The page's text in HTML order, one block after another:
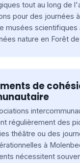
tout au long de
pour des journées
musées scientifiques
nature en Forêt
de
régulièrement des
théâtre ou des
à
nécessitent